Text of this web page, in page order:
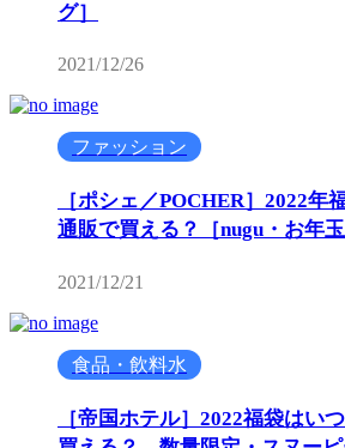
グ］
2021/12/26
ファッション
［ポシェ／POCHER］2022年
通販で買える？［nugu・お年玉
2021/12/21
食品・飲料水
［帝国ホテル］2022福袋はい